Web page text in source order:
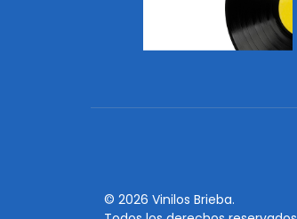
© 2026 Vinilos Brieba.